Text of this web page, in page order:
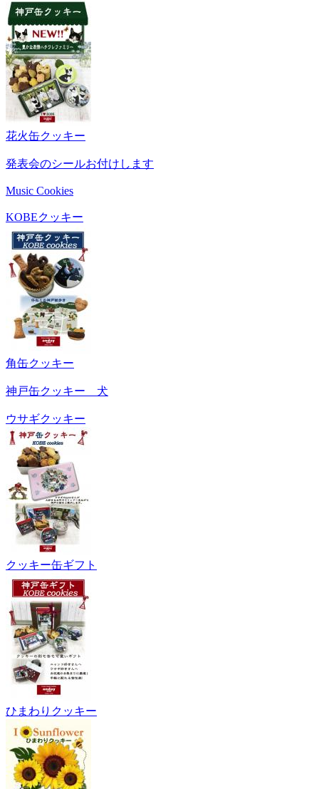
花火缶クッキー
発表会のシールお付けします
Music Cookies
KOBEクッキー
角缶クッキー
神戸缶クッキー 犬
ウサギクッキー
クッキー缶ギフト
ひまわりクッキー